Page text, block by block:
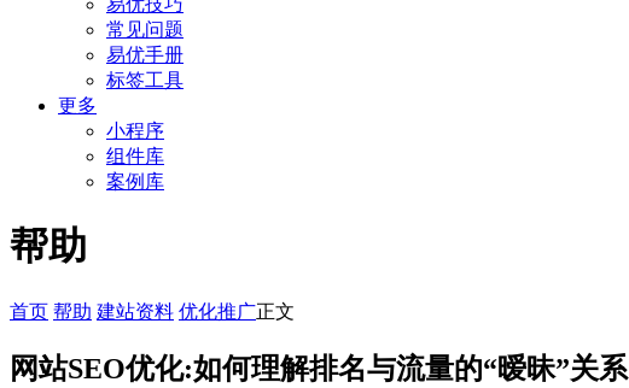
易优技巧
常见问题
易优手册
标签工具
更多
小程序
组件库
案例库
帮助
首页 帮助 建站资料 优化推广正文
网站SEO优化:如何理解排名与流量的“暧昧”关系